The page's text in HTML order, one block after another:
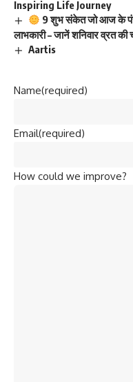
Inspiring Life Journey
9 शुभ संकेत जो आज के
लाभकारी – जानें शनिवार व्रत की
Aartis
Name(required)
Email(required)
How could we improve?